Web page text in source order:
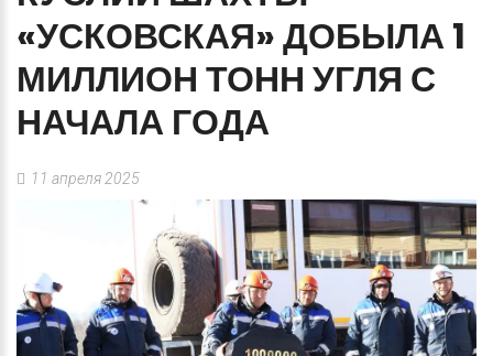
«УСКОВСКАЯ»ДОБЫЛА 1
МИЛЛИОН ТОНН УГЛЯ С
НАЧАЛА ГОДА
11 апреля 2025